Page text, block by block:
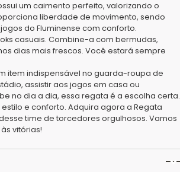
um caimento perfeito, valorizando o
liberdade de movimento, sendo
do Fluminense com conforto.
casuais. Combine-a com bermudas,
dias mais frescos. Você estará sempre
item indispensável no guarda-roupa de
assistir aos jogos em casa ou
no dia a dia, essa regata é a escolha certa.
e conforto. Adquira agora a Regata
time de torcedores orgulhosos. Vamos
vitórias!